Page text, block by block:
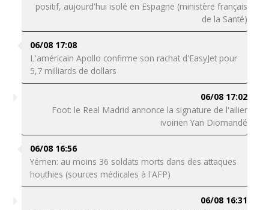
positif, aujourd'hui isolé en Espagne (ministère français
de la Santé)
06/08 17:08
L'américain Apollo confirme son rachat d'EasyJet pour
5,7 milliards de dollars
06/08 17:02
Foot: le Real Madrid annonce la signature de l'ailier
ivoirien Yan Diomandé
06/08 16:56
Yémen: au moins 36 soldats morts dans des attaques
houthies (sources médicales à l'AFP)
06/08 16:31